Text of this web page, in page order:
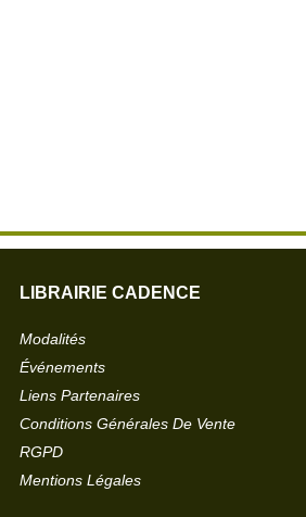
LIBRAIRIE CADENCE
Modalités
Événements
Liens Partenaires
Conditions Générales De Vente
RGPD
Mentions Légales